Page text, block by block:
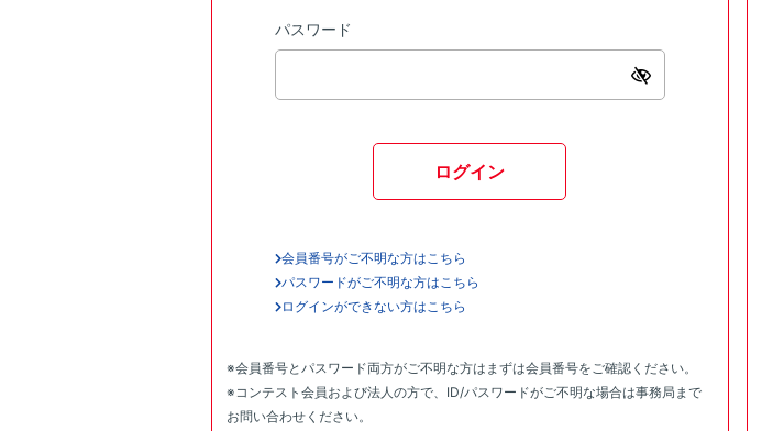
パスワード
ログイン
会員番号がご不明な方はこちら
パスワードがご不明な方はこちら
ログインができない方はこちら
※会員番号とパスワード両方がご不明な方はまずは会員番号をご確認ください。
※コンテスト会員および法人の方で、ID/パスワードがご不明な場合は事務局まで
お問い合わせください。